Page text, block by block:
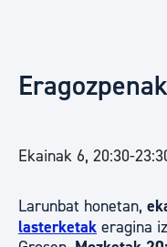
Ekainak 6, 20:30-
Larunbat honetan,
lasterketak eragina